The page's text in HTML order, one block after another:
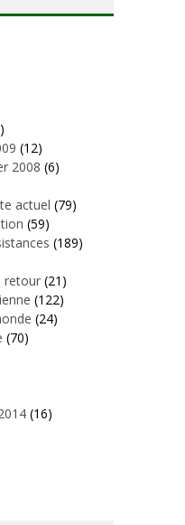
(12)
2008 (6)
actuel (79)
(59)
(189)
retour (21)
(122)
(24)
(70)
(16)